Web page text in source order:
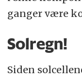
ganger være
Solregn!
Siden